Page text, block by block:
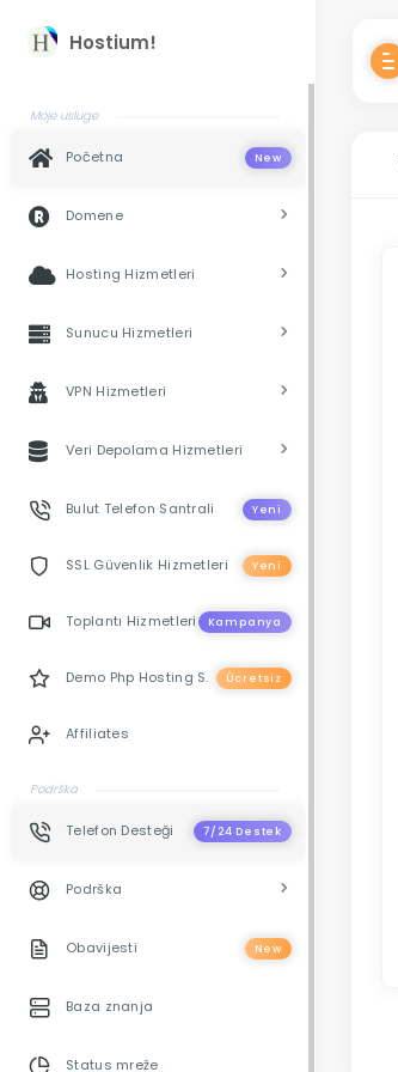
Hostium!
Moje usluge
Početna New
Domene
Hosting Hizmetleri
Sunucu Hizmetleri
VPN Hizmetleri
Veri Depolama Hizmetleri
Bulut Telefon Santrali Yeni
SSL Güvenlik Hizmetleri Yeni
Toplantı Hizmetleri Kampanya
Demo Php Hosting S. Ücretsiz
Affiliates
Podrška
Telefon Desteği 7/24 Destek
Podrška
Obavijesti New
Baza znanja
Status mreže